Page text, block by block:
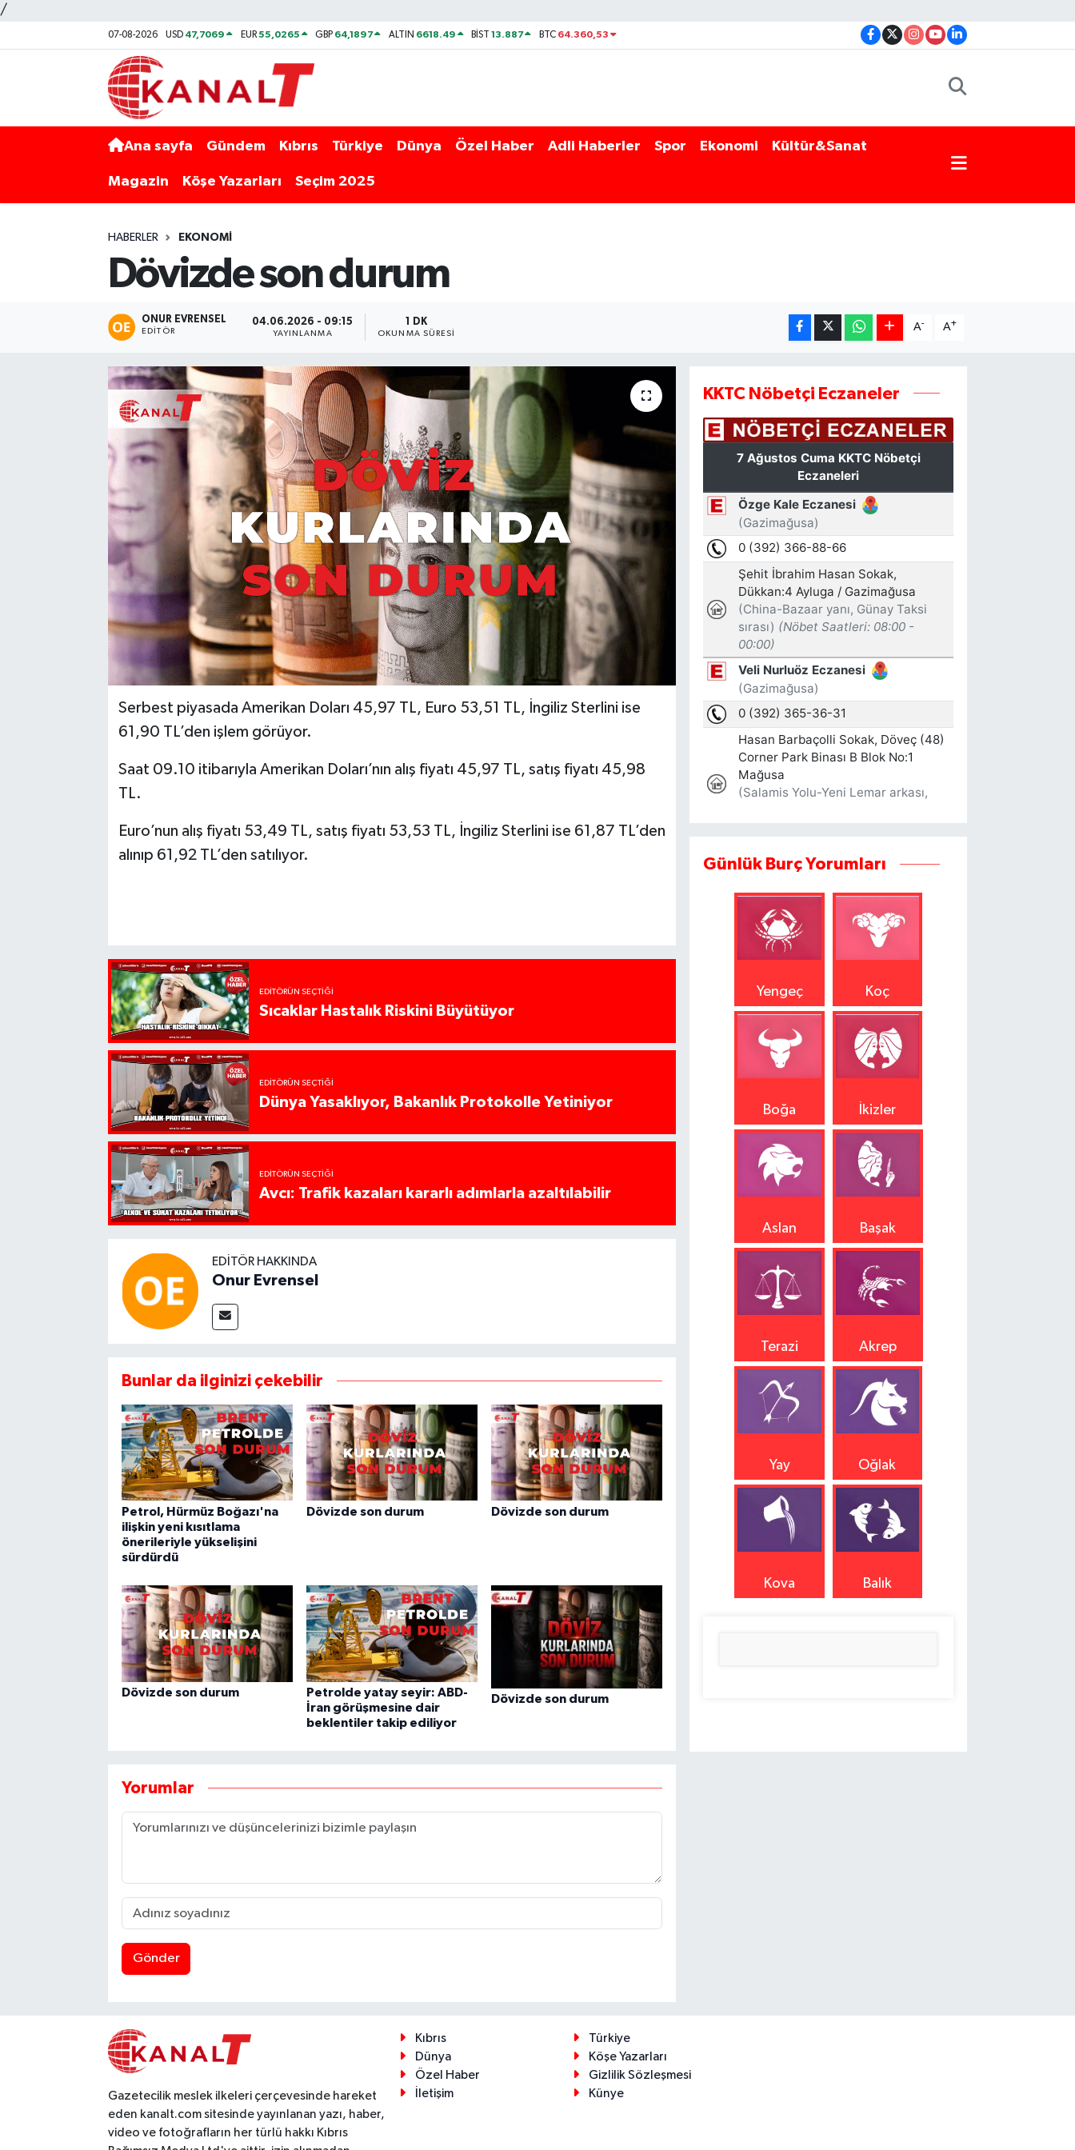
/
07-08-2026 USD 47,7069 EUR55,0265 GBP 64,1897 ALTIN 6618.49 BİST13.887 BTC 64.360,53
Ana sayfa Gündem Kıbrıs Türkiye Dünya Özel Haber Adli Haberler Spor Ekonomi Kültür&Sanat
Magazin Köşe Yazarları Seçim 2025
HABERLER EKONOMI
Dövizde son durum
ONUR EVRENSEL
EDITÖR
04.06.2026 - 09:15
YAYINLANMA
1 DK
OKUNMA SÜRESI
A- A+
Serbest piyasada Amerikan Doları 45,97 TL, Euro 53,51 TL, İngiliz Sterlini ise
61,90 TL’den işlem görüyor.
Saat 09.10 itibarıyla Amerikan Doları’nın alış fiyatı 45,97 TL, satış fiyatı 45,98
TL.
Euro’nun alış fiyatı 53,49 TL, satış fiyatı 53,53 TL, İngiliz Sterlini ise 61,87 TL’den
alınıp 61,92 TL’den satılıyor.
EDITÖRÜN SEÇTIĞI
Sıcaklar Hastalık Riskini Büyütüyor
EDITÖRÜN SEÇTIĞI
Dünya Yasaklıyor, Bakanlık Protokolle Yetiniyor
EDITÖRÜN SEÇTIĞI
Avcı: Trafik kazaları kararlı adımlarla azaltılabilir
EDITÖR HAKKINDA
Onur Evrensel
Bunlar da ilginizi çekebilir
Petrol, Hürmüz Boğazı'na
ilişkin yeni kısıtlama
önerileriyle yükselişini
sürdürdü
Dövizde son durum Dövizde son durum
Dövizde son durum
Petrolde yatay seyir: ABD-
İran görüşmesine dair
beklentiler takip ediliyor
Dövizde son durum
Yorumlar
Gönder
KKTC Nöbetçi Eczaneler
Günlük Burç Yorumları
Yengeç Koç
Boğa İkizler
Aslan Başak
Terazi Akrep
Yay Oğlak
Kova Balık
Gazetecilik meslek ilkeleri çerçevesinde hareket
eden kanalt.com sitesinde yayınlanan yazı, haber,
video ve fotoğrafların her türlü hakkı Kıbrıs
Kıbrıs
Türkiye
Dünya
Köşe Yazarları
Özel Haber
Gizlilik Sözleşmesi
İletişim
Künye